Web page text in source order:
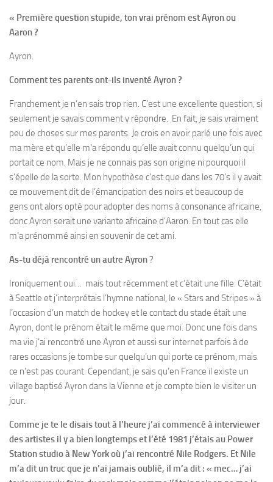
« Première question stupide, ton vrai prénom est Ayron ou
Aaron ?
Ayron.
Comment tes parents ont-ils inventé Ayron ?
Franchement je n’en sais trop rien. C’est une excellente question, si
seulement je savais comment y répondre. En fait, je sais vraiment
peu de choses sur mes parents. Je crois en avoir parlé une fois avec
ma mère et qu’elle m’a répondu qu’elle avait connu quelqu’un qui
portait ce nom. Mais je ne connais pas son origine ni pourquoi il
s’épelle de la sorte. Mon hypothèse c’est que dans les 70’s il y avait
ce mouvement dit de l’émancipation des noirs et beaucoup de
gens ont alors opté pour adopter des noms à consonance africaine,
donc Ayron serait une variante africaine d’Aaron. En tout cas elle
m’a prénommé ainsi en souvenir de cet ami.
As-tu déjà rencontré un autre Ayron?
Ironiquement oui… mais tout récemment et c’était une fille. C’était
à Seattle et j’interprétais l’hymne national, le « Stars and Stripes » à
l’occasion d’un match de hockey et le contact du stade était une
Ayron, dont le prénom était le même que moi. Donc une fois dans
ma vie j’ai rencontré une Ayron et aussi sur internet parfois à de
rares occasions je tombe sur quelqu’un qui porte ce prénom, mais
ce n’est pas courant. Cependant, je sais qu’en France il existe un
village baptisé Ayron dans la Vienne et je compte bien le visiter un
jour.
Comme je te le disais tout à l’heure j’ai commencé à interviewer
des artistes il y a bien longtemps et l’été 1981 j’étais au Power
Station studio à New York où j’ai rencontré Nile Rodgers. Et Nile
m’a dit un truc que je n’ai jamais oublié, il m’a dit : « mec… j’ai